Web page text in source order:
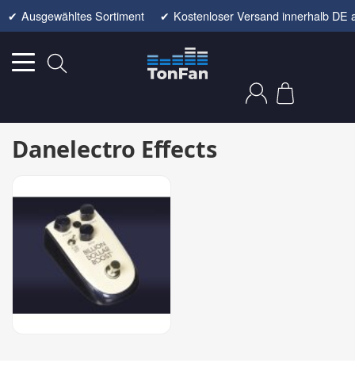
✔ Ausgewähltes Sortiment ✔ Kostenloser Versand innerhalb DE
Danelectro Effects